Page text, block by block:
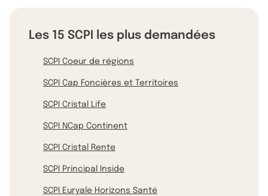
Les 15 SCPI les plus demandées
SCPI Coeur de régions
SCPI Cap Foncières et Territoires
SCPI Cristal Life
SCPI NCap Continent
SCPI Cristal Rente
SCPI Principal Inside
SCPI Euryale Horizons Santé